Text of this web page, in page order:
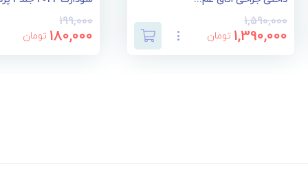
1,590,000
1,390,000 تومان
199,000
180,000 تومان